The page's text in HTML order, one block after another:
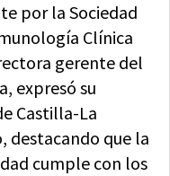
por la Sociedad
Clínica
gerente del
expresó su
Castilla-La
destacando que la
cumple con los